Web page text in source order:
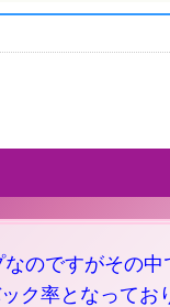
のですがその
ク率となってお